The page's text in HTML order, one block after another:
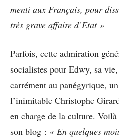
menti aux Français, pour
très grave affaire d’Etat »
Parfois, cette admiration
socialistes pour Edwy, sa
carrément au panégyrique,
l’inimitable Christophe
en charge de la culture.
son blog : « En quelques